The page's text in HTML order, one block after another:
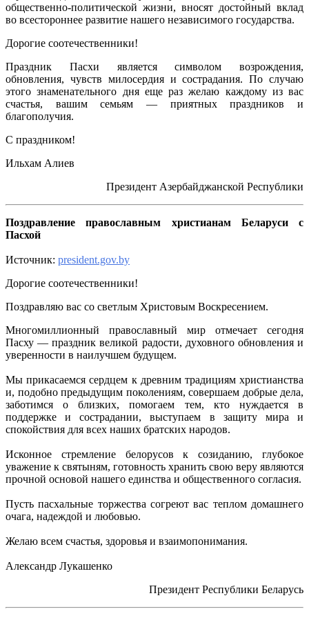
общественно-политической жизни, вносят достойный вклад
во всестороннее развитие нашего независимого государства.
Дорогие соотечественники!
Праздник Пасхи является символом возрождения,
обновления, чувств милосердия и сострадания. По случаю
этого знаменательного дня еще раз желаю каждому из вас
счастья, вашим семьям — приятных праздников и
благополучия.
С праздником!
Ильхам Алиев
Президент Азербайджанской Республики
Поздравление православным христианам Беларуси с
Пасхой
Источник: president.gov.by
Дорогие соотечественники!
Поздравляю вас со светлым Христовым Воскресением.
Многомиллионный православный мир отмечает сегодня
Пасху — праздник великой радости, духовного обновления и
уверенности в наилучшем будущем.
Мы прикасаемся сердцем к древним традициям христианства
и, подобно предыдущим поколениям, совершаем добрые дела,
заботимся о близких, помогаем тем, кто нуждается в
поддержке и сострадании, выступаем в защиту мира и
спокойствия для всех наших братских народов.
Исконное стремление белорусов к созиданию, глубокое
уважение к святыням, готовность хранить свою веру являются
прочной основой нашего единства и общественного согласия.
Пусть пасхальные торжества согреют вас теплом домашнего
очага, надеждой и любовью.
Желаю всем счастья, здоровья и взаимопонимания.
Александр Лукашенко
Президент Республики Беларусь